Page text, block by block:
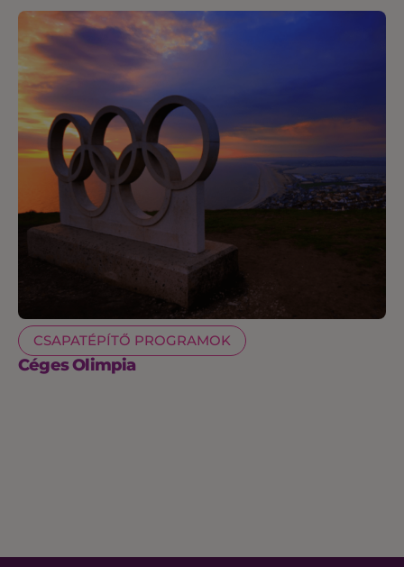
CSAPATÉPÍTŐ PROGRAMOK
Céges Olimpia